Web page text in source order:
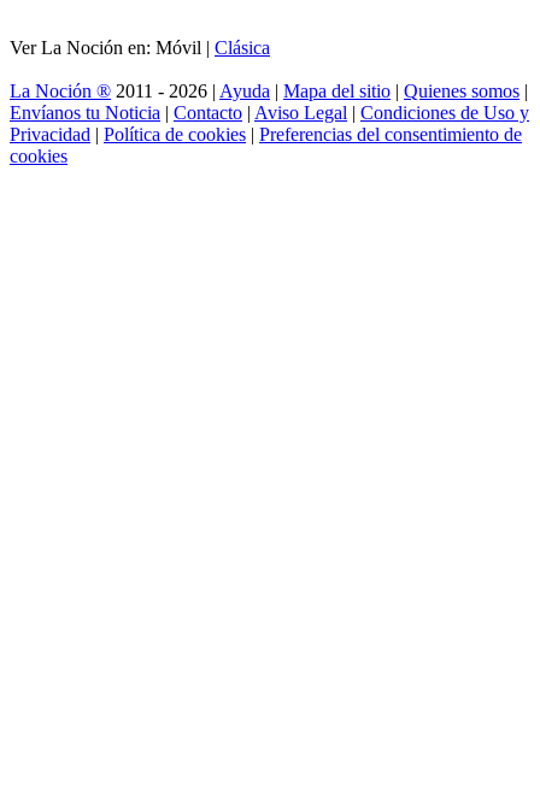
Ver La Noción en: Móvil | Clásica
La Noción ® 2011 - 2026 | Ayuda | Mapa del sitio | Quienes somos |
Envíanos tu Noticia | Contacto | Aviso Legal | Condiciones de Uso y
Privacidad | Política de cookies | Preferencias del consentimiento de
cookies